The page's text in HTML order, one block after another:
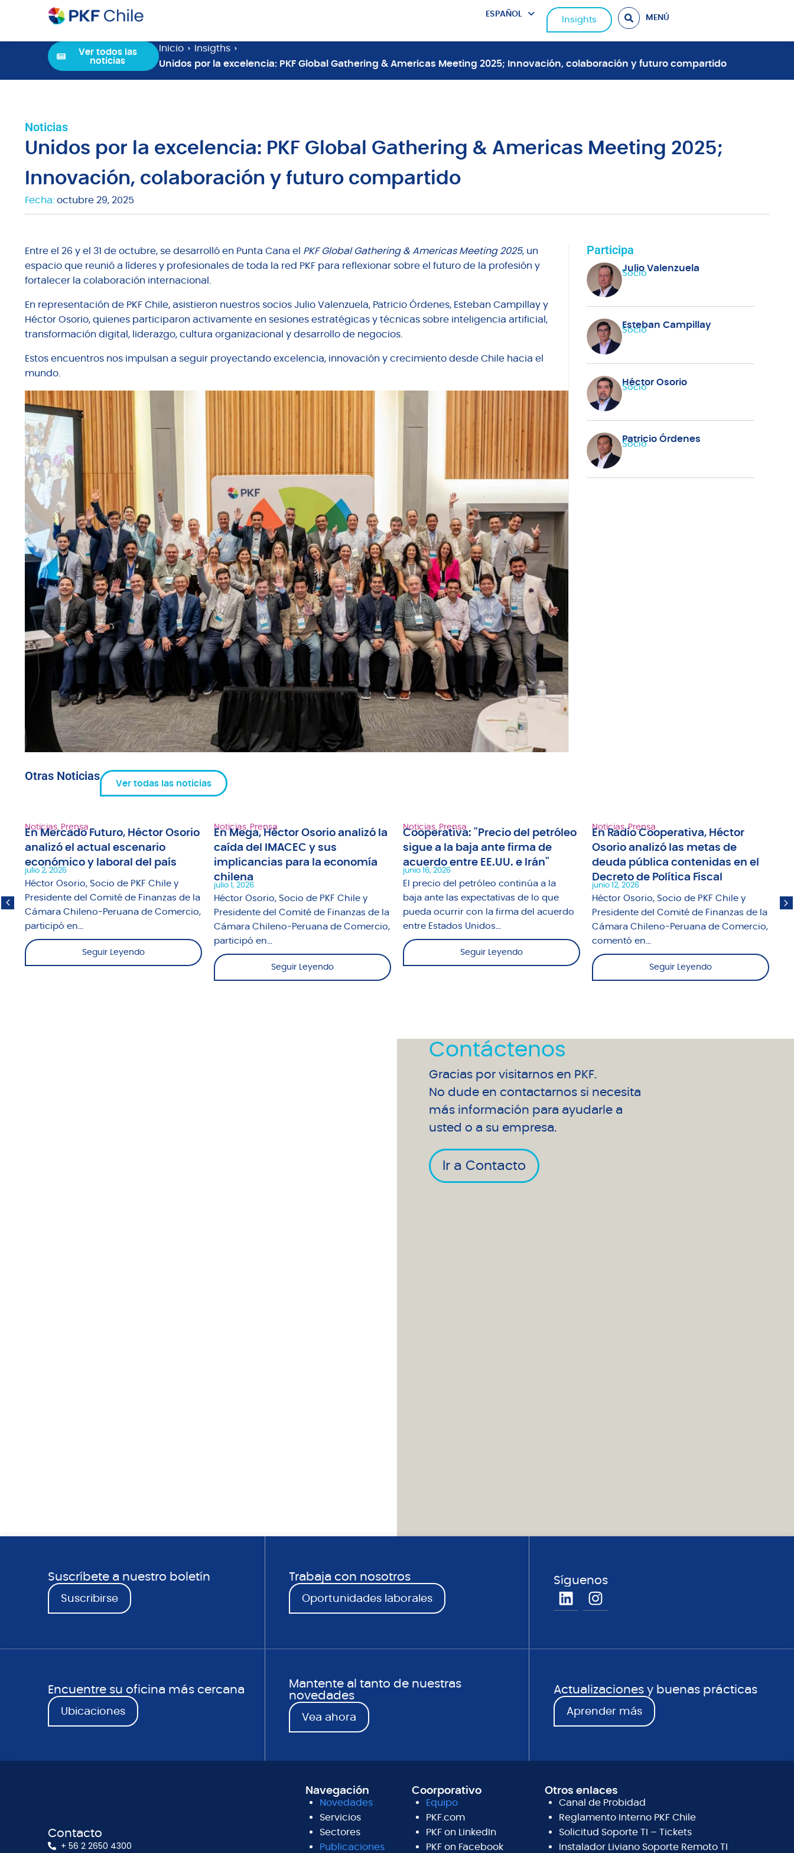
ESPAÑOL
ENGLISH Insights MENÚ
Ver todos las
noticias
Inicio Insigths
Unidos por la excelencia: PKF Global Gathering & Americas Meeting 2025; Innovación, colaboración y futuro compartido
Noticias
Unidos por la excelencia: PKF Global Gathering & Americas Meeting 2025;
Innovación, colaboración y futuro compartido
Fecha: octubre 29, 2025
Entre el 26 y el 31 de octubre, se desarrolló en Punta Cana el PKF Global Gathering & Americas Meeting 2025, un
espacio que reunió a líderes y profesionales de toda la red PKF para reflexionar sobre el futuro de la profesión y
fortalecer la colaboración internacional.
En representación de PKF Chile, asistieron nuestros socios Julio Valenzuela, Patricio Órdenes, Esteban Campillay y
Héctor Osorio, quienes participaron activamente en sesiones estratégicas y técnicas sobre inteligencia artificial,
transformación digital, liderazgo, cultura organizacional y desarrollo de negocios.
Estos encuentros nos impulsan a seguir proyectando excelencia, innovación y crecimiento desde Chile hacia el
mundo.
Participa
Julio Valenzuela
Socio
Esteban Campillay
Socio
Héctor Osorio
Socio
Patricio Órdenes
Socio
Otras Noticias
Ver todas las noticias
Noticias Prensa
En Mercado Futuro, Héctor Osorio
analizó el actual escenario
económico y laboral del país
julio 2, 2026
Héctor Osorio, Socio de PKF Chile y
Presidente del Comité de Finanzas de la
Cámara Chileno-Peruana de Comercio,
participó en...
Seguir Leyendo
Noticias Prensa
En Mega, Héctor Osorio analizó la
caída del IMACEC y sus
implicancias para la economía
chilena
julio 1, 2026
Héctor Osorio, Socio de PKF Chile y
Presidente del Comité de Finanzas de la
Cámara Chileno-Peruana de Comercio,
participó en...
Seguir Leyendo
Noticias Prensa
Cooperativa: "Precio del petróleo
sigue a la baja ante firma de
acuerdo entre EE.UU. e Irán"
junio 16, 2026
El precio del petróleo continúa a la
baja ante las expectativas de lo que
pueda ocurrir con la firma del acuerdo
entre Estados Unidos...
Seguir Leyendo
Noticias,Prensa
En Radio Cooperativa, Héctor
Osorio analizó las metas de
deuda pública contenidas en el
Decreto de Política Fiscal
junio 12, 2026
Héctor Osorio, Socio de PKF Chile y
Presidente del Comité de Finanzas de la
Cámara Chileno-Peruana de Comercio,
comentó en...
Seguir Leyendo
El
Contáctenos
Gracias por visitarnos en PKF.
No dude en contactarnos si necesita
más información para ayudarle a
usted o a su empresa.
Ir a Contacto
Suscríbete a nuestro boletín
Suscribirse
Trabaja con nosotros
Oportunidades laborales
Síguenos
Encuentre su oficina más cercana
Ubicaciones
Mantente al tanto de nuestras
novedades
Vea ahora
Actualizaciones y buenas prácticas
Aprender más
Contacto
+ 56 2 2650 4300
Navegación
Novedades
Servicios
Sectores
Publicaciones
Coorporativo
Equipo
PKF.com
PKF on LinkedIn
PKF on Facebook
Otros enlaces
Canal de Probidad
Reglamento Interno PKF Chile
Solicitud Soporte TI – Tickets
Instalador Liviano Soporte Remoto TI